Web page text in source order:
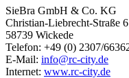
SieBra GmbH & Co. KG
Christian-Liebrecht-Straße 6
58739 Wickede
Telefon: +49 (0) 2307/
E-Mail: info@rc-city.de
Internet: www.rc-city.de